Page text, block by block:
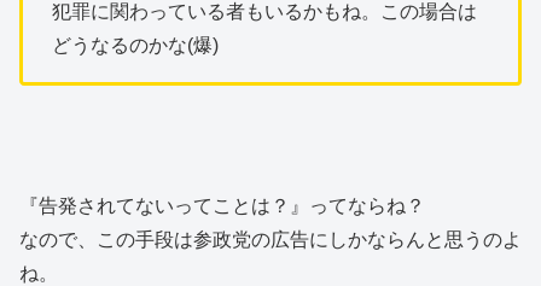
犯罪に関わっている者もいるかもね。この場合は
どうなるのかな(爆)
『告発されてないってことは？』ってならね？
なので、この手段は参政党の広告にしかならんと思うのよ
ね。